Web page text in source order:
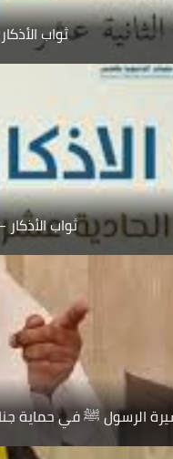
ثواب
ثواب
الرسول ﷺ في حماية